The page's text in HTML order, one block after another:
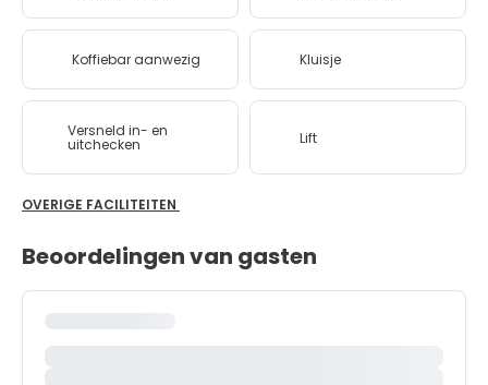
Koffiebar aanwezig Kluisje
Versneld in- en
uitchecken Lift
OVERIGE FACILITEITEN
Beoordelingen van gasten